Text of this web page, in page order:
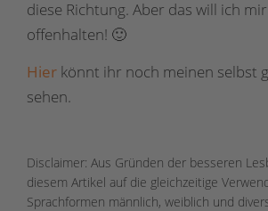
diese Richtung. Aber das will ich
offenhalten! 🙂
Hier könnt ihr noch meinen selbst
sehen.
Disclaimer: Aus Gründen der besseren
diesem Artikel auf die gleichzeitige
Sprachformen männlich, weiblich und